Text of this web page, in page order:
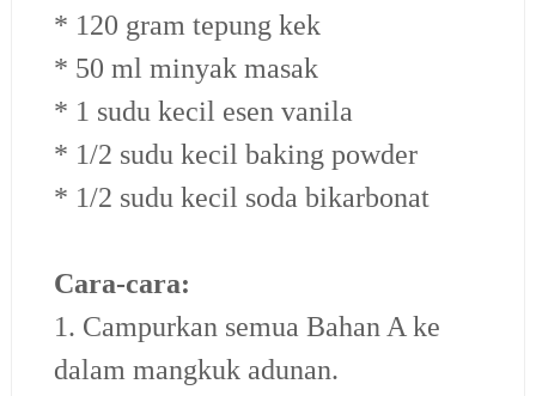
* 120 gram tepung kek
* 50 ml minyak masak
* 1 sudu kecil esen vanila
* 1/2 sudu kecil baking powder
* 1/2 sudu kecil soda bikarbonat
Cara-cara:
1. Campurkan semua Bahan A ke
dalam mangkuk adunan.